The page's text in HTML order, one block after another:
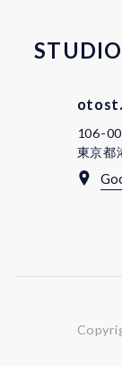
STUDIO
otost.
106-
東京都